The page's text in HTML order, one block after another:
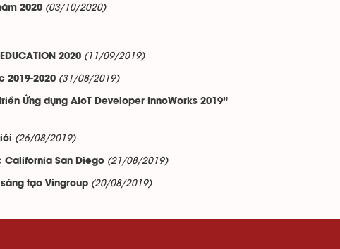
2020 (03/10/2020)
2020 (11/09/2019)
2019-2020 (31/08/2019)
Ứng dụng AIoT Developer InnoWorks 2019”
(26/08/2019)
California San Diego (21/08/2019)
tạo Vingroup (20/08/2019)